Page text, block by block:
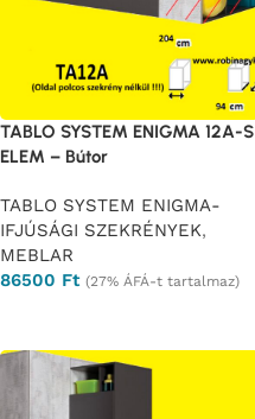
TABLO SYSTEM ENIGMA 12A-S
ELEM – Bútor
TABLO SYSTEM ENIGMA-
IFJÚSÁGI SZEKRÉNYEK,
MEBLAR
86500 Ft (27% ÁFÁ-t tartalmaz)